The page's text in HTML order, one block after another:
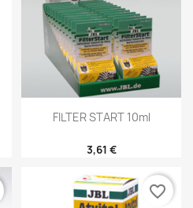
FILTER START 10ml
3,61 €
favorite_border